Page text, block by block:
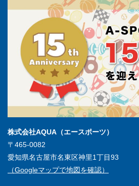
株式会社AQUA（エースポーツ）
〒465-0082
愛知県名古屋市名東区神里1丁目93
（Googleマップで地図を確認）